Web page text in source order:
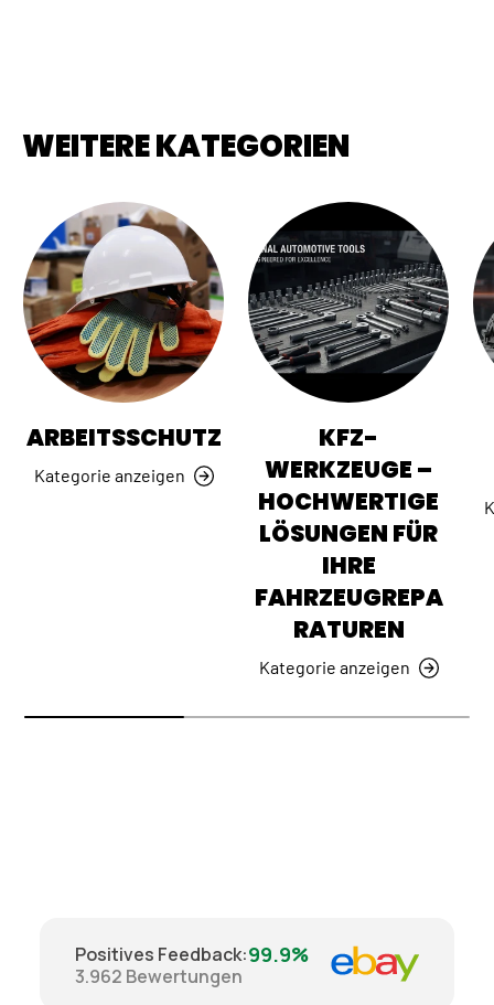
WEITERE KATEGORIEN
ARBEITSSCHUTZ
Kategorie anzeigen
KFZ-
WERKZEUGE –
HOCHWERTIGE
LÖSUNGEN FÜR
IHRE
FAHRZEUGREPA
RATUREN
Kategorie anzeigen
Positives Feedback:99.9%
3.962 Bewertungen